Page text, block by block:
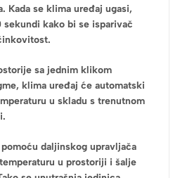
Kada se klima uređaj ugasi,
kako bi se isparivač
sa jednim klikom
klima uređaj će automatski
u skladu s trenutnom
daljinskog upravljača
u prostoriji i šalje